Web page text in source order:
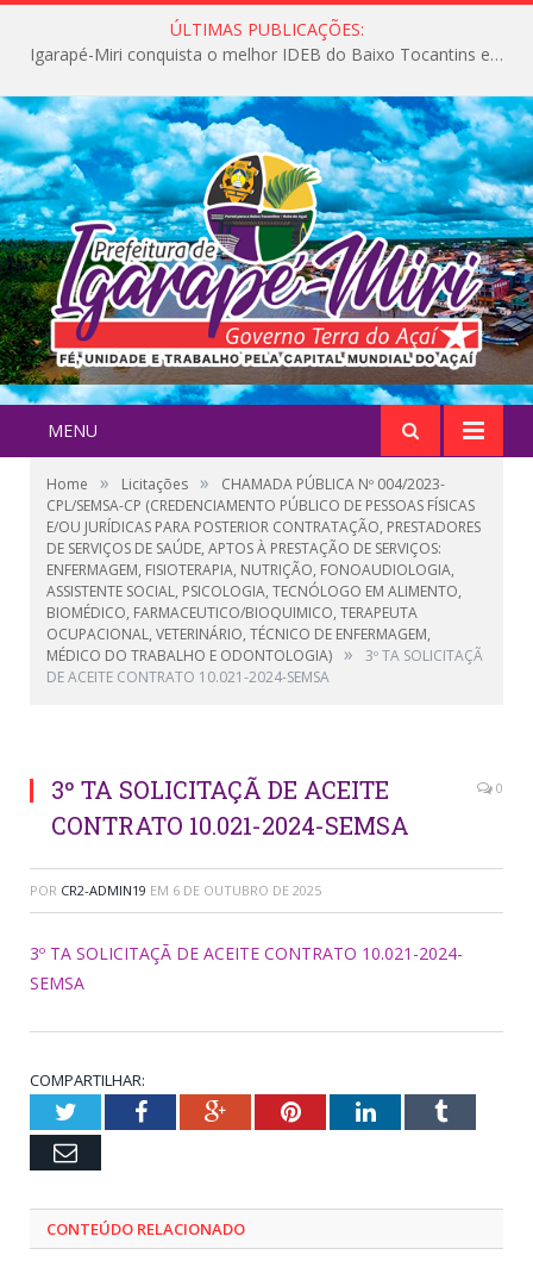
ÚLTIMAS PUBLICAÇÕES:
Igarapé-Miri conquista o melhor IDEB do Baixo Tocantins e avança na qualidade da educação pública
MENU
Home » Licitações »
CHAMADA PÚBLICA Nº 004/2023-
CPL/SEMSA-CP (CREDENCIAMENTO PÚBLICO DE PESSOAS FÍSICAS
E/OU JURÍDICAS PARA POSTERIOR CONTRATAÇÃO, PRESTADORES
DE SERVIÇOS DE SAÚDE, APTOS À PRESTAÇÃO DE SERVIÇOS:
ENFERMAGEM, FISIOTERAPIA, NUTRIÇÃO, FONOAUDIOLOGIA,
ASSISTENTE SOCIAL, PSICOLOGIA, TECNÓLOGO EM ALIMENTO,
BIOMÉDICO, FARMACEUTICO/BIOQUIMICO, TERAPEUTA
OCUPACIONAL, VETERINÁRIO, TÉCNICO DE ENFERMAGEM,
MÉDICO DO TRABALHO E ODONTOLOGIA) »
3º TA SOLICITAÇÃ
DE ACEITE CONTRATO 10.021-2024-SEMSA
3º TA SOLICITAÇÃ DE ACEITE
CONTRATO 10.021-2024-SEMSA
0
POR CR2-ADMIN19 EM 6 DE OUTUBRO DE 2025
3º TA SOLICITAÇÃ DE ACEITE CONTRATO 10.021-2024-
SEMSA
COMPARTILHAR:
TwitterFacebookGoogle+PinterestLinkedInTumblr
Email
CONTEÚDO RELACIONADO